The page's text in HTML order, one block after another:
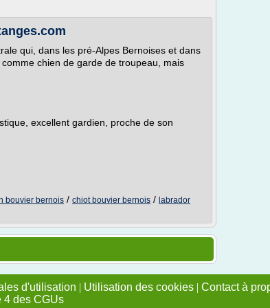
qui, dans les pré-Alpes Bernoises et dans
chien de garde de troupeau, mais
excellent gardien, proche de son
bouvier bernois / chiot bouvier bernois / labrador
d'utilisation | Utilisation des cookies | Contact à
4 des CGUs